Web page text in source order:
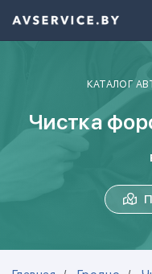
КАТАЛОГ
Чистка